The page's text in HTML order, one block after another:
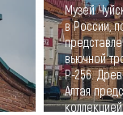
Музей
в России,
вьючной
Р-256.
Алтая